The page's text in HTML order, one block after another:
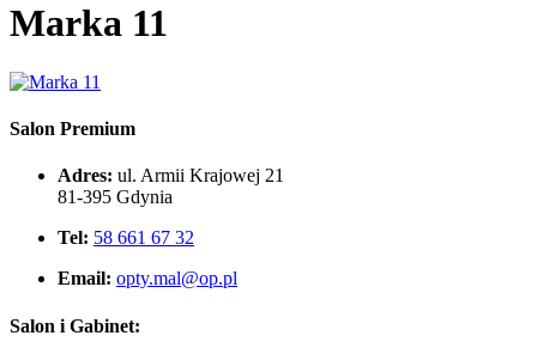
Marka 11
Salon Premium
Adres: ul. Armii Krajowej 21
81-395 Gdynia
Tel: 58 661 67 32
Email: opty.mal@op.pl
Salon i Gabinet: